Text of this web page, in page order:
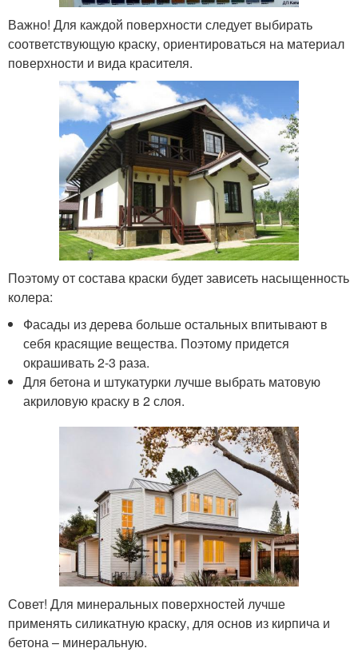
Важно! Для каждой поверхности следует выбирать
соответствующую краску, ориентироваться на материал
поверхности и вида красителя.
Поэтому от состава краски будет зависеть насыщенность
колера:
Фасады из дерева больше остальных впитывают в
себя красящие вещества. Поэтому придется
окрашивать 2-3 раза.
Для бетона и штукатурки лучше выбрать матовую
акриловую краску в 2 слоя.
Совет! Для минеральных поверхностей лучше
применять силикатную краску, для основ из кирпича и
бетона – минеральную.